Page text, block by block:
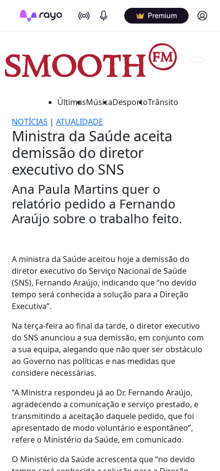
On Air Podcasts Premium Log in
ÚltimasMúsicaDesportoTrânsito
NOTÍCIAS | ATUALIDADE
Ministra da Saúde aceita
demissão do diretor
executivo do SNS
Ana Paula Martins quer o
relatório pedido a Fernando
Araújo sobre o trabalho feito.
A ministra da Saúde aceitou hoje a demissão do
diretor executivo do Serviço Nacional de Saúde
(SNS), Fernando Araújo, indicando que “no devido
tempo será conhecida a solução para a Direção
Executiva”.
Na terça-feira ao final da tarde, o diretor executivo
do SNS anunciou a sua demissão, em conjunto com
a sua equipa, alegando que não quer ser obstáculo
ao Governo nas políticas e nas medidas que
considere necessárias.
“A Ministra respondeu já ao Dr. Fernando Araújo,
agradecendo a comunicação e serviço prestado, e
transmitindo a aceitação daquele pedido, que foi
apresentado de modo voluntário e espontâneo”,
refere o Ministério da Saúde, em comunicado.
O Ministério da Saúde acrescenta que “no devido